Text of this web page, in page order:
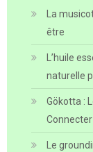
La
être
L’huile
naturelle
Gökotta :
Le